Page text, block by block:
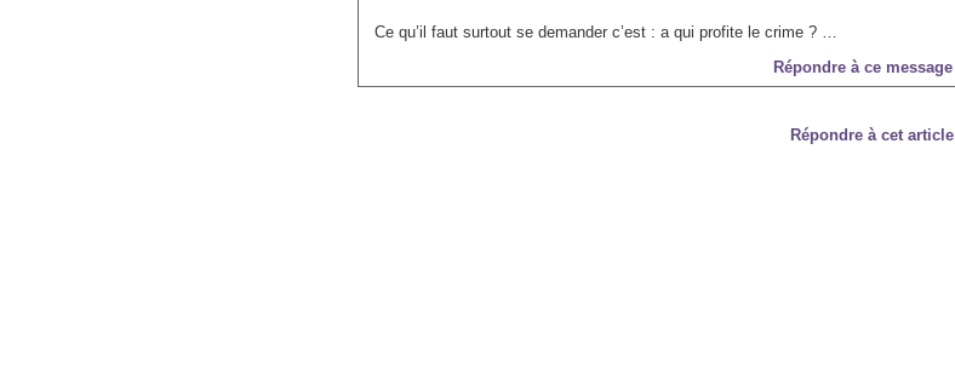
Ce qu’il faut surtout se demander c’est : a qui profite le crime ? …
Répondre à ce message
Répondre à cet article